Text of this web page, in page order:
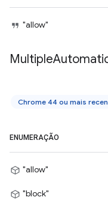
"allow"
Multiple
Chrome 44 ou mais
ENUMERAÇÃO
"allow"
"block"